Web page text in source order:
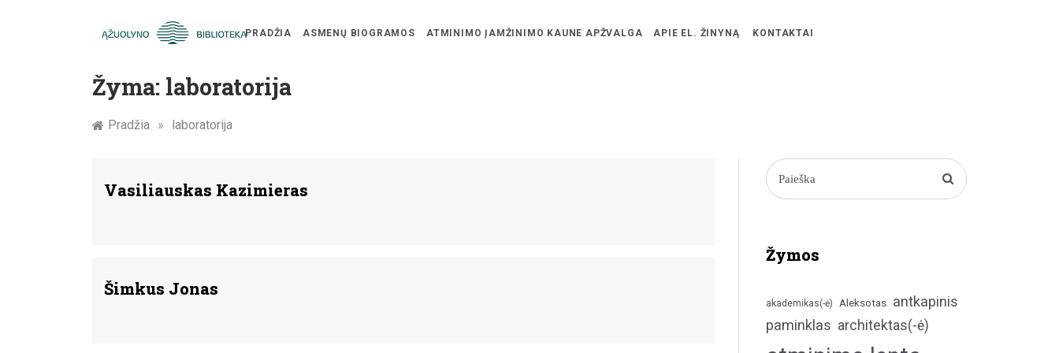
Žymūs
Kauno
atminimo
PRADŽIA ASMENŲ BIOGRAMOS ATMINIMO ĮAMŽINIMO KAUNE APŽVALGA APIE EL. ŽINYNĄ KONTAKTAI
Žyma: laboratorija
Pradžia » laboratorija
Vasiliauskas Kazimieras
Šimkus Jonas
Žymos
akademikas(-ė) Aleksotas antkapinis
paminklas architektas(-ė)